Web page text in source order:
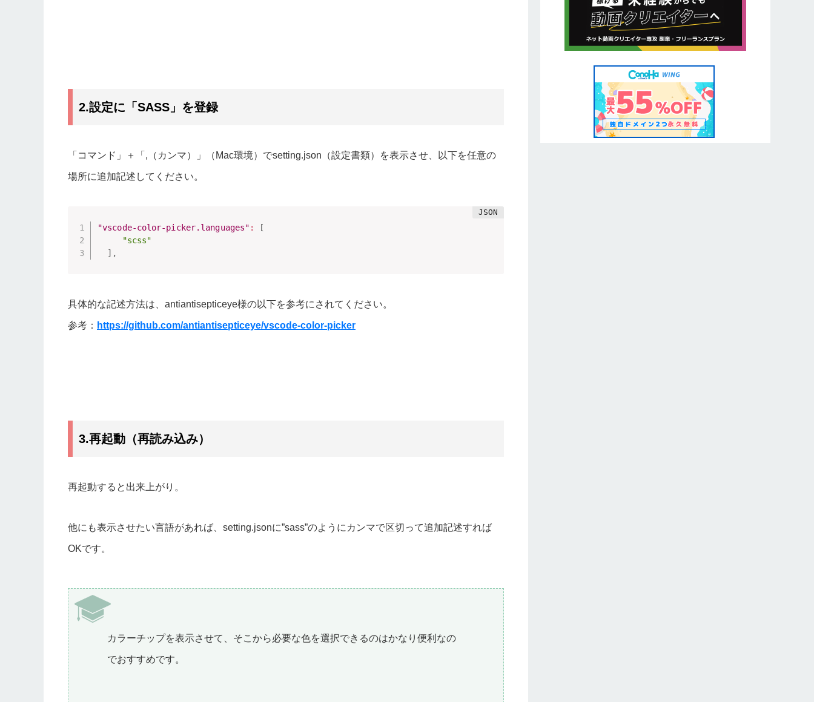
2.設定に「SASS」を登録
「コマンド」＋「,（カンマ）」（Mac環境）でsetting.json（設定書類）を表示させ、以下を任意の
場所に追加記述してください。
"vscode-color-picker.languages" :
[
"scss"
] ,
具体的な記述方法は、antiantisepticeye様の以下を参考にされてください。
参考： https://github.com/antiantisepticeye/vscode-color-picker
3.再起動（再読み込み）
再起動すると出来上がり。
他にも表示させたい言語があれば、setting.jsonに”sass”のようにカンマで区切って追加記述すれば
OKです。
カラーチップを表示させて、そこから必要な色を選択できるのはかなり便利なの
でおすすめです。